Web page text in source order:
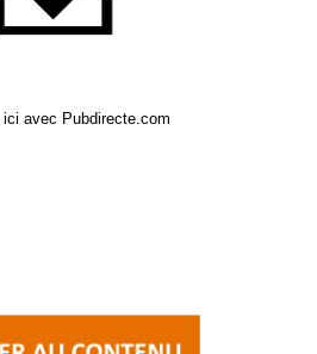
ici avec Pubdirecte.com